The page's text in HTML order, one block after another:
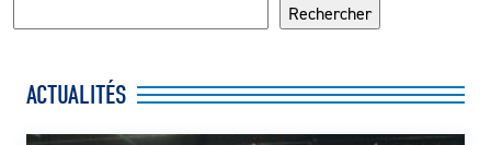
Rechercher
ACTUALITÉS